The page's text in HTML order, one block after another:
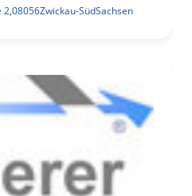
2,08056Zwickau-SüdSachsen